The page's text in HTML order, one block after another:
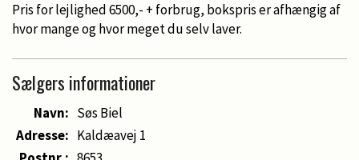
Pris for lejlighed 6500,- + forbrug, bokspris er afhængig af
hvor mange og hvor meget du selv laver.
Sælgers informationer
Navn: Søs Biel
Adresse: Kaldæavej 1